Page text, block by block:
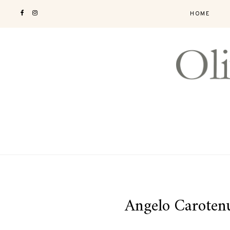
HOME
Angelo